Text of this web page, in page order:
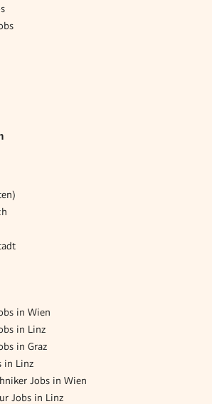
in Wien
in Linz
in Graz
in Linz
Jobs in Wien
Jobs in Linz